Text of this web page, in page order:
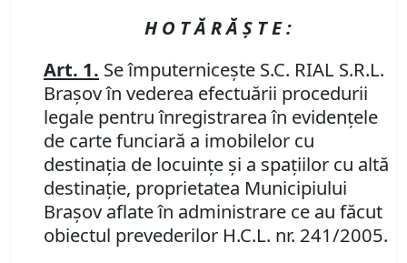
H O T Ă R Ă Ş T E :
Art. 1. Se împuterniceşte S.C. RIAL S.R.L.
Braşov în vederea efectuării procedurii
legale pentru înregistrarea în evidenţele
de carte funciară a imobilelor cu
destinaţia de locuinţe şi a spaţiilor cu altă
destinaţie, proprietatea Municipiului
Braşov aflate în administrare ce au făcut
obiectul prevederilor H.C.L. nr. 241/2005.